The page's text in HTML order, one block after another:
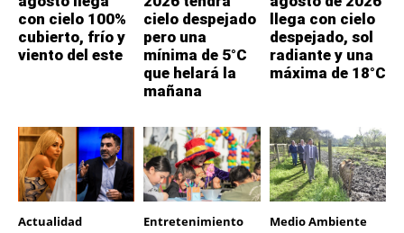
con cielo 100%
cubierto, frío y
viento del este
cielo despejado
pero una
mínima de 5°C
que helará la
mañana
llega con cielo
despejado, sol
radiante y una
máxima de 18°C
Actualidad Entretenimiento Medio Ambiente